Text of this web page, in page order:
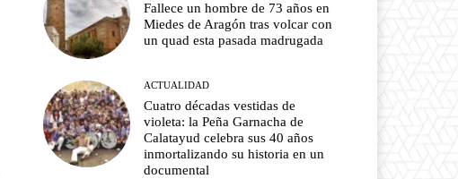
Fallece un hombre de 73 años en
Miedes de Aragón tras volcar con
un quad esta pasada madrugada
ACTUALIDAD
Cuatro décadas vestidas de
violeta: la Peña Garnacha de
Calatayud celebra sus 40 años
inmortalizando su historia en un
documental